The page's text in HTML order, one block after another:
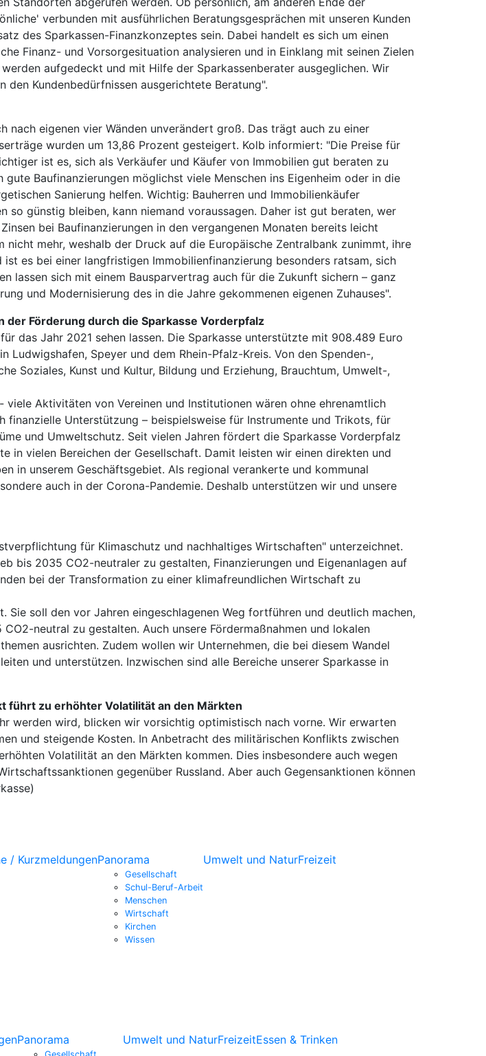
verbunden mit ausführlichen Beratungsgesprächen mit unseren Kunden
des Sparkassen-Finanzkonzeptes sein. Dabei handelt es sich um einen
Finanz- und Vorsorgesituation analysieren und in Einklang mit seinen Zielen
aufgedeckt und mit Hilfe der Sparkassenberater ausgeglichen. Wir
Kundenbedürfnissen ausgerichtete Beratung".
nach eigenen vier Wänden unverändert groß. Das trägt auch zu einer
wurden um 13,86 Prozent gesteigert. Kolb informiert: "Die Preise für
ist es, sich als Verkäufer und Käufer von Immobilien gut beraten zu
Baufinanzierungen möglichst viele Menschen ins Eigenheim oder in die
Sanierung helfen. Wichtig: Bauherren und Immobilienkäufer
günstig bleiben, kann niemand voraussagen. Daher ist gut beraten, wer
bei Baufinanzierungen in den vergangenen Monaten bereits leicht
mehr, weshalb der Druck auf die Europäische Zentralbank zunimmt, ihre
es bei einer langfristigen Immobilienfinanzierung besonders ratsam, sich
lassen sich mit einem Bausparvertrag auch für die Zukunft sichern – ganz
und Modernisierung des in die Jahre gekommenen eigenen Zuhauses".
Förderung durch die Sparkasse Vorderpfalz
das Jahr 2021 sehen lassen. Die Sparkasse unterstützte mit 908.489 Euro
Ludwigshafen, Speyer und dem Rhein-Pfalz-Kreis. Von den Spenden-,
Soziales, Kunst und Kultur, Bildung und Erziehung, Brauchtum, Umwelt-,
Aktivitäten von Vereinen und Institutionen wären ohne ehrenamtlich
Unterstützung – beispielsweise für Instrumente und Trikots, für
und Umweltschutz. Seit vielen Jahren fördert die Sparkasse Vorderpfalz
vielen Bereichen der Gesellschaft. Damit leisten wir einen direkten und
in unserem Geschäftsgebiet. Als regional verankerte und kommunal
auch in der Corona-Pandemie. Deshalb unterstützen wir und unsere
für Klimaschutz und nachhaltiges Wirtschaften" unterzeichnet.
bis 2035 CO2-neutraler zu gestalten, Finanzierungen und Eigenanlagen auf
bei der Transformation zu einer klimafreundlichen Wirtschaft zu
soll den vor Jahren eingeschlagenen Weg fortführen und deutlich machen,
neutral zu gestalten. Auch unsere Fördermaßnahmen und lokalen
ausrichten. Zudem wollen wir Unternehmen, die bei diesem Wandel
und unterstützen. Inzwischen sind alle Bereiche unserer Sparkasse in
führt zu erhöhter Volatilität an den Märkten
werden wird, blicken wir vorsichtig optimistisch nach vorne. Wir erwarten
und steigende Kosten. In Anbetracht des militärischen Konflikts zwischen
Volatilität an den Märkten kommen. Dies insbesondere auch wegen
gegenüber Russland. Aber auch Gegensanktionen können
/ KurzmeldungenPanorama
Gesellschaft
Schul-Beruf-Arbeit
Menschen
Wirtschaft
Kirchen
Wissen
Umwelt und NaturFreizeit
Panorama Umwelt und NaturFreizeitEssen & Trinken